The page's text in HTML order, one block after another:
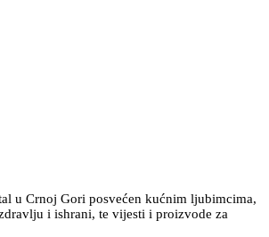
u Crnoj Gori posvećen kućnim ljubimcima,
i ishrani, te vijesti i proizvode za